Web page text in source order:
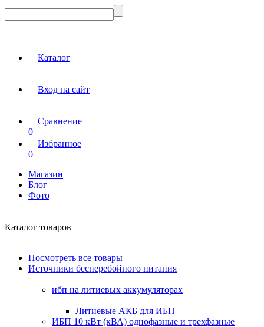
Каталог
Вход на сайт
Сравнение
0
Избранное
0
Магазин
Блог
Фото
Каталог товаров
Посмотреть все товары
Источники бесперебойного питания
ибп на литиевых аккумуляторах
Литиевые АКБ для ИБП
ИБП 10 кВт (кВА) однофазные и трехфазные